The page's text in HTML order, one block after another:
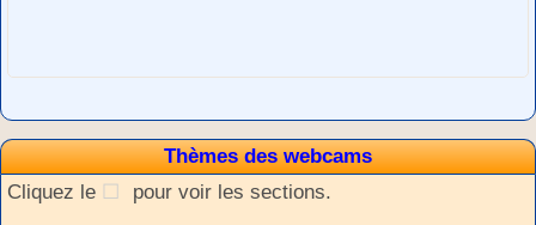
Thèmes des webcams
Cliquez le
pour voir les sections.